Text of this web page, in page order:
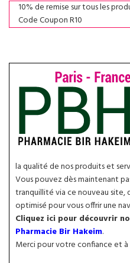
10% de remise sur tous les
Code Coupon R10
la qualité de nos produits et
Vous pouvez dès maintenant
tranquillité via ce nouveau site,
optimisé pour vous offrir une
Cliquez ici pour découvrir
Pharmacie Bir Hakeim.
Merci pour votre confiance et